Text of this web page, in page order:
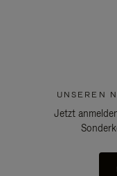
UNSEREN
Jetzt